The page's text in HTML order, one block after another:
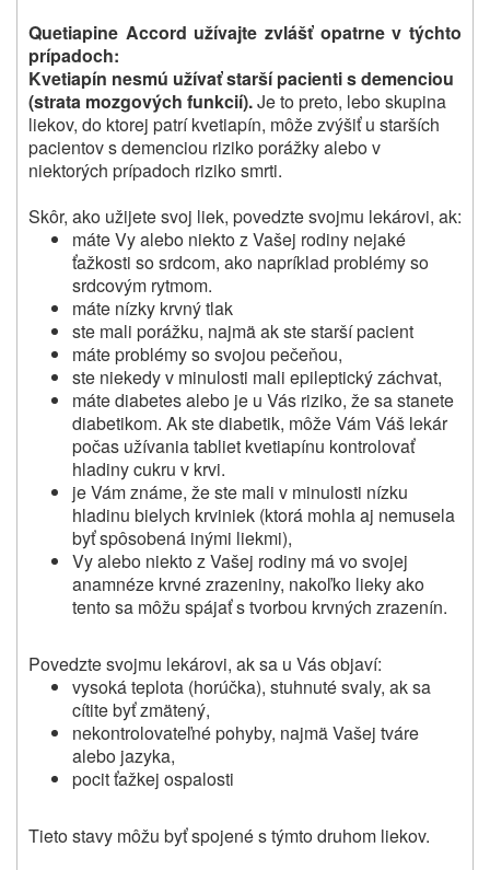
Quetiapine Accord užívajte zvlášť opatrne v týchto
prípadoch:
Kvetiapín nesmú užívať starší pacienti s demenciou
(strata mozgových funkcií).Je to preto, lebo skupina
liekov, do ktorej patrí kvetiapín, môže zvýšiť u starších
pacientov s demenciou riziko porážky alebo v
niektorých prípadoch riziko smrti.
Skôr, ako užijete svoj liek, povedzte svojmu lekárovi, ak:
máte Vy alebo niekto z Vašej rodiny nejaké
ťažkosti so srdcom, ako napríklad problémy so
srdcovým rytmom.
máte nízky krvný tlak
ste mali porážku, najmä ak ste starší pacient
máte problémy so svojou pečeňou,
ste niekedy v minulosti mali epileptický záchvat,
máte diabetes alebo je u Vás riziko, že sa stanete
diabetikom. Akste diabetik, môže Vám Váš lekár
počas užívania tabliet kvetiapínu kontrolovať
hladiny cukru v krvi.
je Vám známe, že ste mali v minulosti nízku
hladinu bielych krviniek (ktorá mohla aj nemusela
byť spôsobená inými liekmi),
Vy alebo niekto z Vašej rodiny má vo svojej
anamnéze krvné zrazeniny, nakoľko lieky ako
tento sa môžu spájať s tvorbou krvných zrazenín.
Povedzte svojmu lekárovi, ak sa u Vás objaví:
vysoká teplota (horúčka), stuhnuté svaly, ak sa
cítite byť zmätený,
nekontrolovateľné pohyby, najmä Vašej tváre
alebo jazyka,
pocit ťažkej ospalosti
Tieto stavy môžu byť spojené s týmto druhom liekov.